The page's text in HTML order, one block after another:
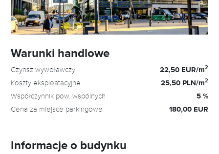
Warunki handlowe
Czynsz wywoławczy 22,50 EUR/m2
Koszty eksploatacyjne 25,50 PLN/m2
Współczynnik pow. wspólnych 5 %
Cena za miejsce parkingowe 180,00 EUR
Informacje o budynku